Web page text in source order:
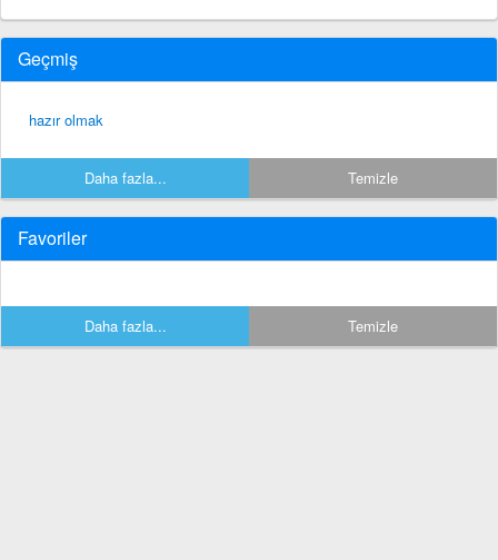
Geçmiş
hazır olmak
Daha fazla... Temizle
Favoriler
Daha fazla... Temizle